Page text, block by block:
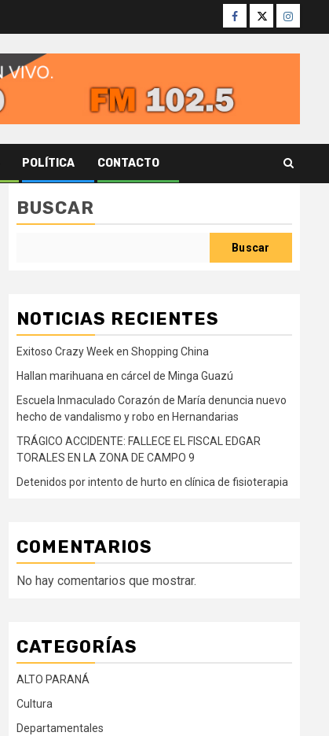
Facebook
Twitter
POLÍTICA CONTACTO
BUSCAR
Buscar
NOTICIAS RECIENTES
Exitoso Crazy Week en Shopping China
Hallan marihuana en cárcel de Minga Guazú
Escuela Inmaculado Corazón de María denuncia nuevo
hecho de vandalismo y robo en Hernandarias
TRÁGICO ACCIDENTE: FALLECE EL FISCAL EDGAR
TORALES EN LA ZONA DE CAMPO 9
Detenidos por intento de hurto en clínica de fisioterapia
COMENTARIOS
No hay comentarios que mostrar.
CATEGORÍAS
ALTO PARANÁ
Cultura
Departamentales